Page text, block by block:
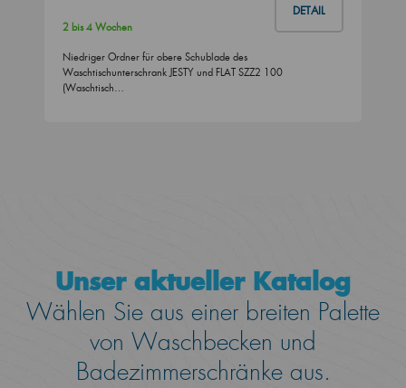
DETAIL
2 bis 4 Wochen
Niedriger Ordner für obere Schublade des
Waschtischunterschrank JESTY und FLAT SZZ2 100
(Waschtisch…
Unser aktueller Katalog
Wählen Sie aus einer breiten Palette
von Waschbecken und
Badezimmerschränke aus.